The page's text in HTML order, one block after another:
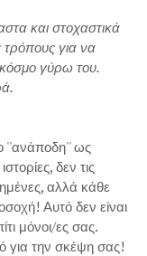
και στοχαστικά
τρόπους για να
κόσμο γύρω του.
''ανάποδη'' ως
δεν τις
αλλά κάθε
Αυτό δεν είναι
μόνοι/ες σας.
για την σκέψη σας!